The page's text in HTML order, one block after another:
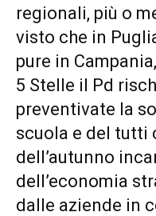
regionali, più o
visto che in
pure in
5 Stelle il Pd
preventivate la
scuola e del tutti
dell’autunno
dell’economia
dalle aziende in